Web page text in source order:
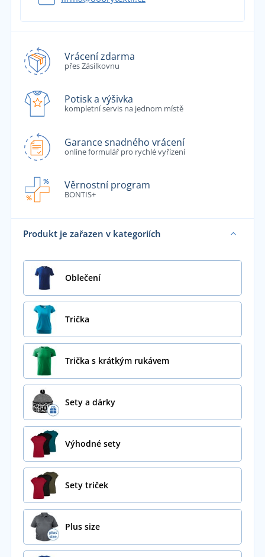
Vrácení zdarma
přes Zásilkovnu
Potisk a výšivka
kompletní servis na jednom místě
Garance snadného vrácení
online formulář pro rychlé vyřízení
Věrnostní program
BONTIS+
Produkt je zařazen v kategoriích
Oblečení
Trička
Trička s krátkým rukávem
Sety a dárky
Výhodné sety
Sety triček
Plus size